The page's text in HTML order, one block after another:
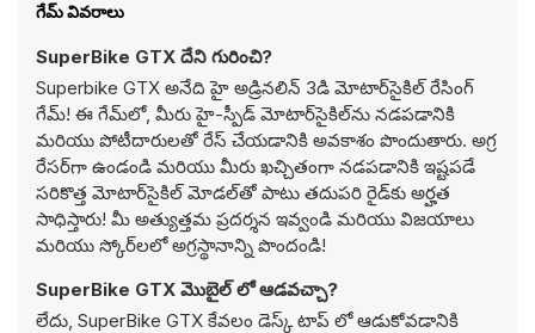
గేమ్ వివరాలు
SuperBike GTX దేని గురించి?
Superbike GTX అనేది హై అడ్రినలిన్ 3డి మోటార్‌సైకిల్ రేసింగ్
గేమ్! ఈ గేమ్‌లో, మీరు హై-స్పీడ్ మోటార్‌సైకిల్‌ను నడపడానికి
మరియు పోటీదారులతో రేస్ చేయడానికి అవకాశం పొందుతారు. అగ్ర
రేసర్‌గా ఉండండి మరియు మీరు ఖచ్చితంగా నడపడానికి ఇష్టపడే
సరికొత్త మోటార్‌సైకిల్ మోడల్‌తో పాటు తదుపరి రైడ్‌కు అర్హత
సాధిస్తారు! మీ అత్యుత్తమ ప్రదర్శన ఇవ్వండి మరియు విజయాలు
మరియు స్కోర్‌లలో అగ్రస్థానాన్ని పొందండి!
SuperBike GTX మొబైల్ లో ఆడవచ్చా?
లేదు, SuperBike GTX కేవలం డెస్క్ టాప్ లో ఆడుకోవడానికి